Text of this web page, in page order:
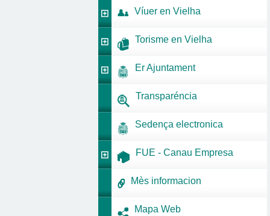
Víuer en Vielha
Torisme en Vielha
Er Ajuntament
Transparéncia
Sedença electronica
FUE - Canau Empresa
Mès informacion
Mapa Web